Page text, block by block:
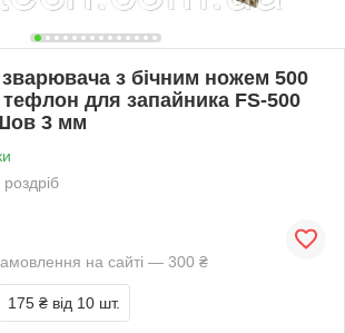
з бічним ножем 500
тефлон для запайника FS-500
3 мм
роздріб
на сайті — 300 ₴
175 ₴ від 10 шт.